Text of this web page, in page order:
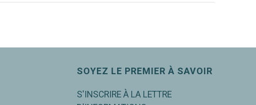
SOYEZ LE PREMIER À SAVOIR
S'INSCRIRE À LA LETTRE